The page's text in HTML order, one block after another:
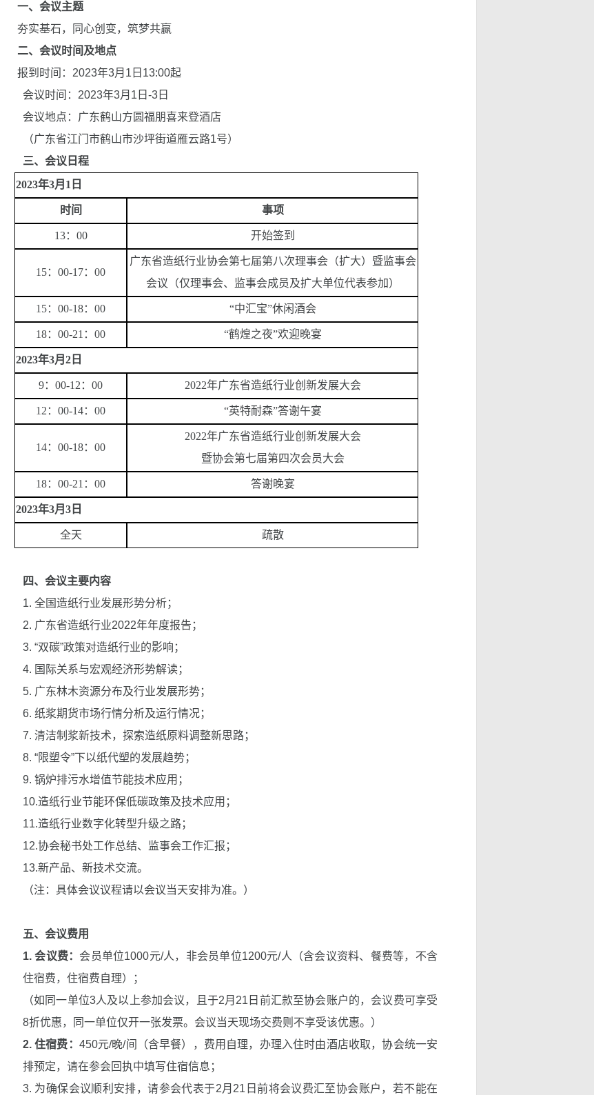
一、会议主题
夯实基石，同心创变，筑梦共赢
二、会议时间及地点
报到时间：2023年3月1日13:00起
会议时间：2023年3月1日-3日
会议地点：广东鹤山方圆福朋喜来登酒店
（广东省江门市鹤山市沙坪街道雁云路1号）
三、会议日程
2023年3月 1 日
时间 事项
13：00 开始签到
15：00-17：00
广东省造纸行业协会第七届第八次理事会（扩大）暨监事会
会议（仅理事会、监事会成员及扩大单位代表参加）
15：00-18：00 “中汇宝”休闲酒会
18：00-21：00 “鹤煌之夜”欢迎晚宴
2023年3月2日
9：00-12 ： 00 2022年广东省造纸行业创新发展大会
12：00-14：00 “英特耐森”答谢午宴
14：00-18：00
2022年广东省造纸行业创新发展大会
暨协会第七届第四次会员大会
18：00-21：00 答谢晚宴
2023年3月3 日
全天 疏散
四、会议主要内容
1. 全国造纸行业发展形势分析；
2. 广东省造纸行业2022年年度报告；
3. “双碳”政策对造纸行业的影响；
4. 国际关系与宏观经济形势解读；
5. 广东林木资源分布及行业发展形势；
6. 纸浆期货市场行情分析及运行情况；
7. 清洁制浆新技术，探索造纸原料调整新思路；
8. “限塑令”下以纸代塑的发展趋势；
9. 锅炉排污水增值节能技术应用；
10.造纸行业节能环保低碳政策及技术应用；
11.造纸行业数字化转型升级之路；
12.协会秘书处工作总结、监事会工作汇报；
13.新产品、新技术交流。
（注：具体会议议程请以会议当天安排为准。）
五、会议费用
1. 会议费： 会员单位1000元/人，非会员单位1200元/人（含会议资料、餐费等，不含
住宿费，住宿费自理）；
（如同一单位3人及以上参加会议，且于2月21日前汇款至协会账户的，会议费可享受
8折优惠，同一单位仅开一张发票。会议当天现场交费则不享受该优惠。）
2. 住宿费： 450元/晚/间（含早餐），费用自理，办理入住时由酒店收取，协会统一安
排预定，请在参会回执中填写住宿信息；
3. 为确保会议顺利安排，请参会代表于2月21日前将会议费汇至协会账户，若不能在